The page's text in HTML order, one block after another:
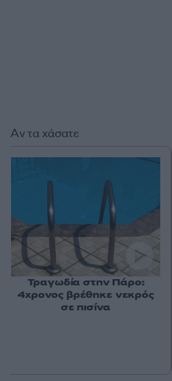
Αν τα χάσατε
Τραγωδία στην Πάρο:
4χρονος βρέθηκε νεκρός
σε πισίνα